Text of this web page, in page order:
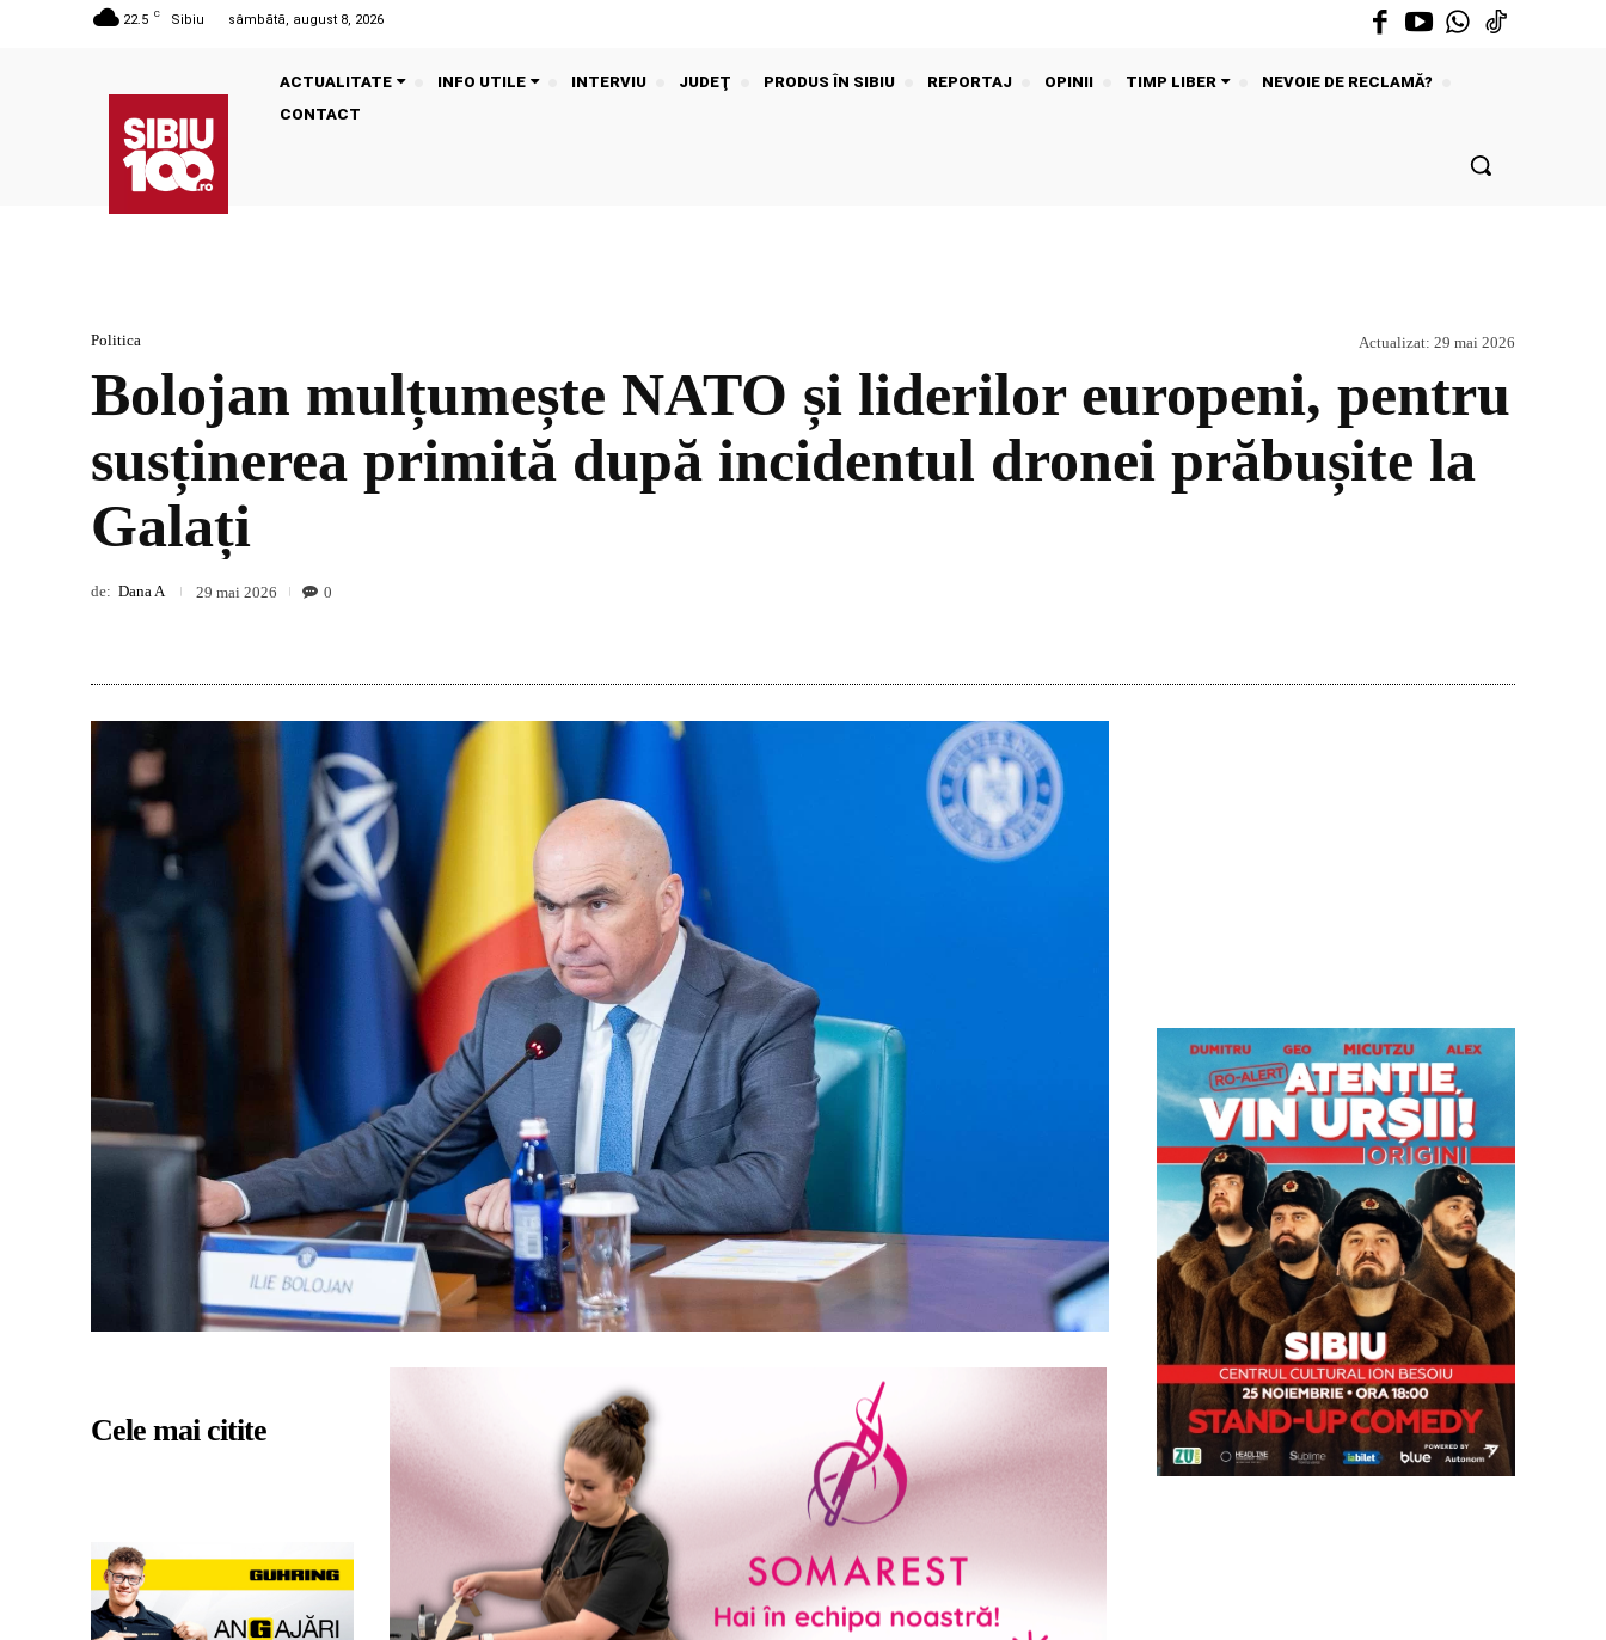
22.5 C Sibiu sâmbătă, august 8, 2026
ACTUALITATE INFO UTILE INTERVIU JUDEŢ PRODUS ÎN SIBIU REPORTAJ OPINII TIMP LIBER
NEVOIE DE RECLAMĂ?
CONTACT
Politica Actualizat: 29 mai 2026
Bolojan mulțumește NATO și liderilor europeni, pentru
susținerea primită după incidentul dronei prăbușite la
Galați
de: Dana A 29 mai 2026 0
Cele mai citite